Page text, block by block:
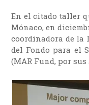
En el citado taller
Mónaco, en
coordinadora de la
del Fondo para el
(MAR Fund, por